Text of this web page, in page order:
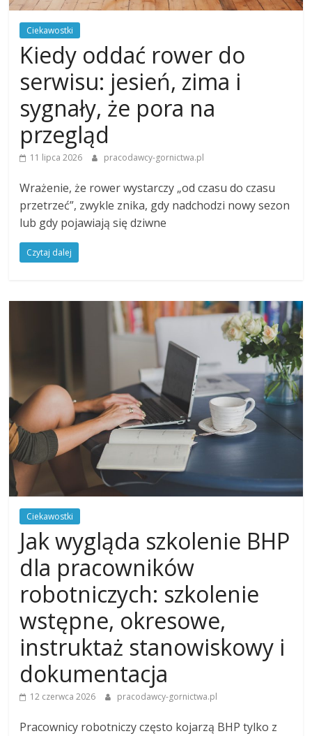
Ciekawostki
Kiedy oddać rower do
serwisu: jesień, zima i
sygnały, że pora na
przegląd
11 lipca 2026 pracodawcy-gornictwa.pl
Wrażenie, że rower wystarczy „od czasu do czasu
przetrzeć”, zwykle znika, gdy nadchodzi nowy sezon
lub gdy pojawiają się dziwne
Czytaj dalej
Ciekawostki
Jak wygląda szkolenie BHP
dla pracowników
robotniczych: szkolenie
wstępne, okresowe,
instruktaż stanowiskowy i
dokumentacja
12 czerwca 2026 pracodawcy-gornictwa.pl
Pracownicy robotniczy często kojarzą BHP tylko z